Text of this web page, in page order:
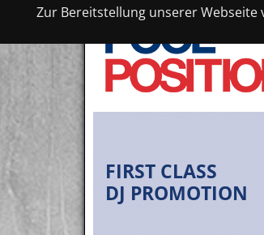
Zur Bereitstellung unserer
FIRST CLASS
DJ PROMOTION